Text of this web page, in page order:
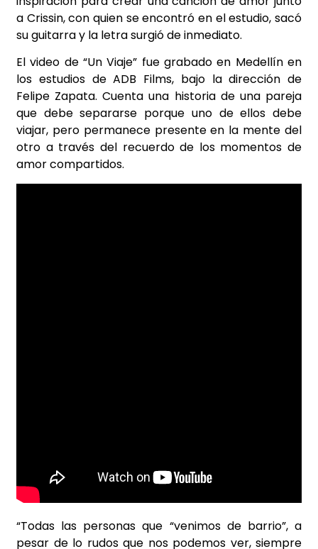
a Crissin, con quien se encontró en el estudio, sacó
su guitarra y la letra surgió de inmediato.
El video de “Un Viaje” fue grabado en Medellín en
los estudios de ADB Films, bajo la dirección de
Felipe Zapata. Cuenta una historia de una pareja
que debe separarse porque uno de ellos debe
viajar, pero permanece presente en la mente del
otro a través del recuerdo de los momentos de
amor compartidos.
“Todas las personas que “venimos de barrio”, a
pesar de lo rudos que nos podemos ver, siempre